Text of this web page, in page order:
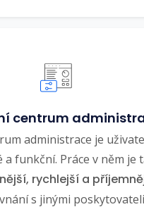
centrum
administrace je
a funkční. Práce v něm je
rychlejší a
s jinými